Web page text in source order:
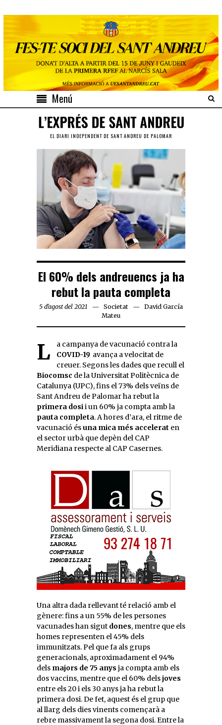
Menú
EL DIARI INDEPENDENT DE SANT ANDREU DE PALOMAR
El 60% dels andreuencs ja ha
rebut la pauta completa
5 d'agost del 2021 Societat
David García
Mateu
La campanya de vacunació contra la
COVID-19 avança a velocitat de
creuer. Segons les dades que recull el
Biocomsc de la Universitat Politècnica de
Catalunya (UPC), fins el 73% dels veïns de
Sant Andreu de Palomar ha rebut la
primera dosii un 60% ja compta amb la
pauta completa. A hores d’ara, el ritme de
vacunació ésuna mica més accelerat en
el sector urbà que depèn del CAP
Meridiana respecte al CAP Casernes.
Una altra dada rellevant té relació amb el
gènere: fins a un 55% de les persones
vacunades han sigut dones, mentre que els
homes representen el 45% dels
immunitzats. Pel que fa als grups
generacionals, aproximadament el 94%
dels majors de 75 anys ja compta amb els
dos vaccins, mentre que el 60% delsjoves
entre els 20 i els 30 anys ja ha rebut la
primera dosi. De fet, aquest és el grup que
al llarg dels dies vinents començarà a
rebre massivament la segona dosi. Entre la